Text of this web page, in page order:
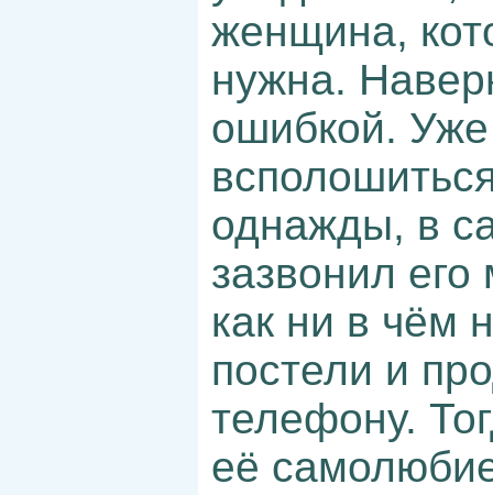
женщина,
нужна.
ошибкой.
однажды, в
зазвонил
как ни в чём
постели и
телефону.
её